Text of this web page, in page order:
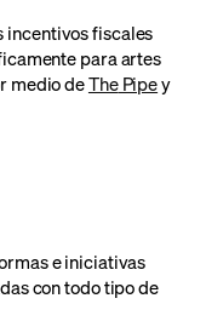
incentivos fiscales
para artes
medio deThePipey
einiciativas
con todo tipo de